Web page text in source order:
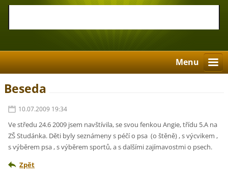
Menu
Beseda
10.07.2009 19:34
Ve středu 24.6 2009 jsem navštívila, se svou fenkou Angie, třídu 5.A na
ZŠ Studánka. Děti byly seznámeny s péčí o psa (o štěně) , s výcvikem ,
s výběrem psa , s výběrem sportů, a s dalšími zajímavostmi o psech.
Zpět